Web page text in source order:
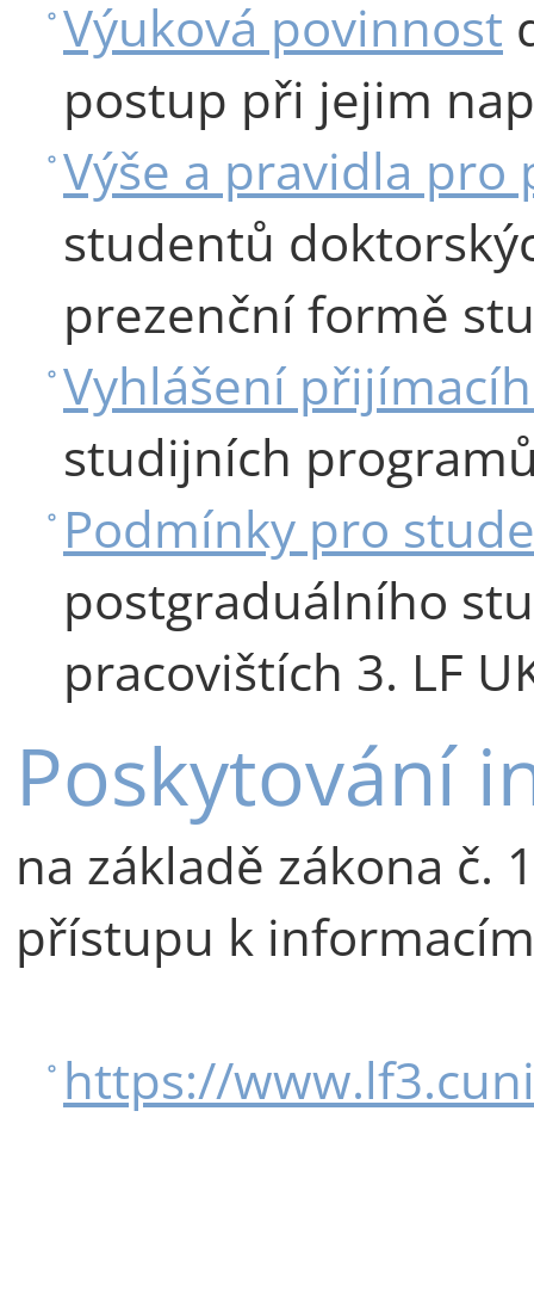
Výuková povinnost
postup při jejim
Výše a pravidla
studentů
prezenční formě
Vyhlášení
studijních
Podmínky pro
postgraduálního
pracovištích 3. LF
Poskytování
na základě zákona č.
přístupu k informacím
https://